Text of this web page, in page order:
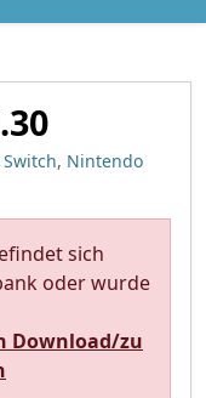
, Nintendo
sich
oder wurde
Download/zu